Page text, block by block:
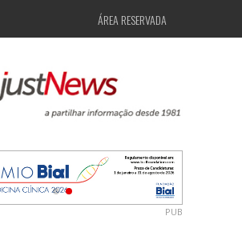
ÁREA RESERVADA
PUB